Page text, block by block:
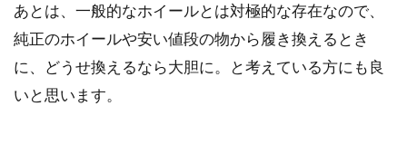
あとは、一般的なホイールとは対極的な存在なので、
純正のホイールや安い値段の物から履き換えるとき
に、どうせ換えるなら大胆に。と考えている方にも良
いと思います。